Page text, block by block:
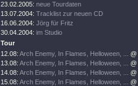
23.02.2005: neue Tourdaten
13.07.2004: Tracklist zur neuen CD
16.06.2004: Jörg für Fritz
30.04.2004: im Studio
Tour
12.08: Arch Enemy, In Flames, Helloween, ...
13.08: Arch Enemy, In Flames, Helloween, ...
14.08: Arch Enemy, In Flames, Helloween, ...
15.08: Arch Enemy, In Flames, Helloween, ...